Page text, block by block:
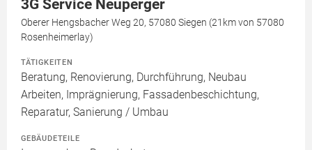
3G Service Neuperger
Oberer Hengsbacher Weg 20, 57080 Siegen (21km von 57080
Rosenheimerlay)
TÄTIGKEITEN
Beratung, Renovierung, Durchführung, Neubau
Arbeiten, Imprägnierung, Fassadenbeschichtung,
Reparatur, Sanierung / Umbau
GEBÄUDETEILE